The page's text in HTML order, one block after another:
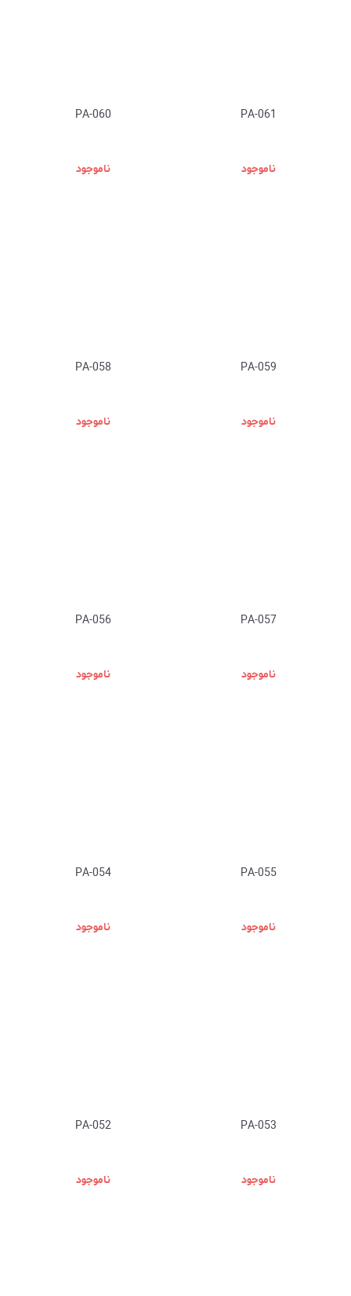
PA-061
ناموجود
PA-060
ناموجود
PA-059
ناموجود
PA-058
ناموجود
PA-057
ناموجود
PA-056
ناموجود
PA-055
ناموجود
PA-054
ناموجود
PA-053
ناموجود
PA-052
ناموجود